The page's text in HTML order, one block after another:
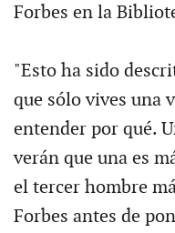
Forbes en la
"Esto ha sido
que sólo vives una
entender por qué.
verán que una es
el tercer hombre
Forbes antes de